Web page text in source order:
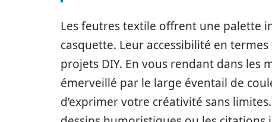
Les feutres textile offrent une palette
casquette. Leur accessibilité en
projets DIY. En vous rendant dans les
émerveillé par le large éventail de
d’exprimer votre créativité sans